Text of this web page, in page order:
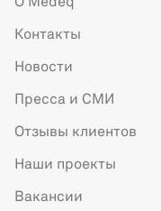
Контакты
Новости
Пресса и СМИ
Отзывы клиентов
Наши проекты
Вакансии